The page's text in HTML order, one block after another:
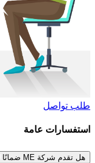
طلب تواصل
استفسارات عامة
هل تقدم شركة ME ضمانًا لاسترجاع الأموال؟